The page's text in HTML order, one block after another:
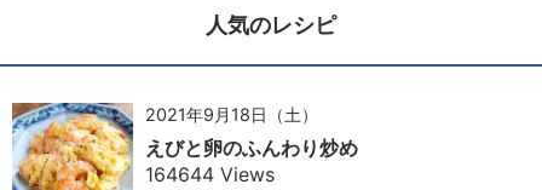
人気のレシピ
2021年9月18日（土）
えびと卵のふんわり炒め
164644 Views